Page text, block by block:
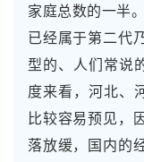
家庭总数的一半
已经属于第二代
型的、人们常说
度来看，河北、
比较容易预见，
落放缓，国内的